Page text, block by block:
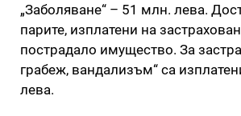
„Заболяване“ – 51 млн. лева.
парите, изплатени на
пострадало имущество. За
грабеж, вандализъм“ са
лева.